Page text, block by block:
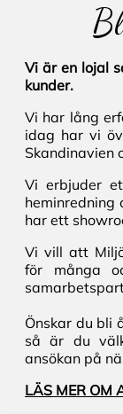
Vi är en lojal
kunder.
Vi har lång
idag har vi
Skandinavien
Vi erbjuder
heminredning
har ett
Vi vill att
för många
Önskar du bli
så är du
ansökan på
LÄS MER OM